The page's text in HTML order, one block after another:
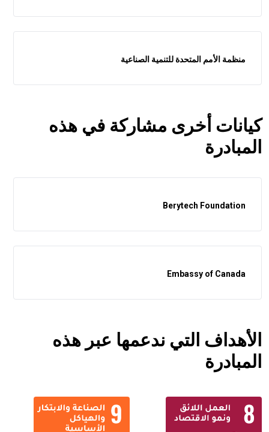
منظمة الأمم المتحدة للتنمية الصناعية
كيانات أخرى مشاركة في هذه
المبادرة
Berytech Foundation
Embassy of Canada
الأهداف التي ندعمها عبر هذه
المبادرة